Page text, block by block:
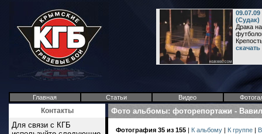
(Судак)
Драка
Главная Статьи Видео
Контакты
Для связи с КГБ
Фото альбомы: фоторепортажи -
Фотография 35 из 155 | К альбому | К группе |